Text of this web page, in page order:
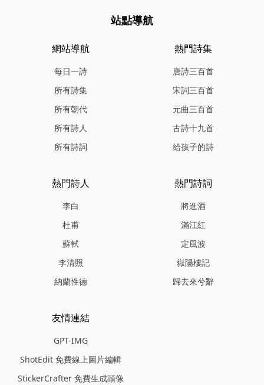
站點導航
網站導航
每日一詩
所有詩集
所有朝代
所有詩人
所有詩詞
熱門詩集
唐詩三百首
宋詞三百首
元曲三百首
古詩十九首
給孩子的詩
熱門詩人
李白
杜甫
蘇軾
李清照
納蘭性德
熱門詩詞
將進酒
滿江紅
定風波
嶽陽樓記
歸去來兮辭
友情連結
GPT-IMG
ShotEdit 免費線上圖片編輯
StickerCrafter 免費生成頭像